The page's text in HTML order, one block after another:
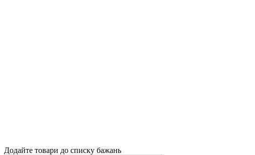
Додайте товари до списку бажань